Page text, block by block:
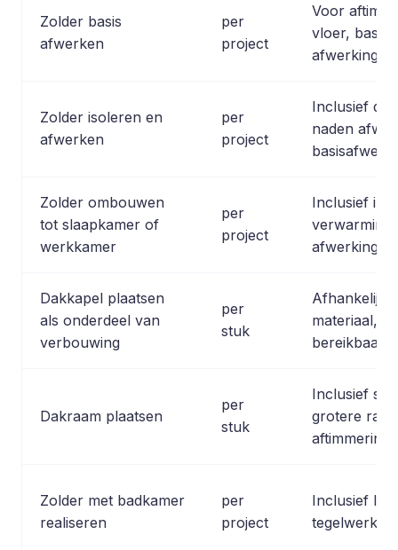
Zolder basis
afwerken
per
project
Voor
vloer, basis
afwerking.
Zolder isoleren en
afwerken
per
project
Inclusief
naden
Zolder ombouwen
tot slaapkamer of
werkkamer
per
project
Inclusief
afwerking.
Dakkapel plaatsen
als onderdeel van
verbouwing
per
stuk
Afhankelijk
materiaal,
Dakraam plaatsen
per
stuk
Inclusief
grotere
aftimmering
Zolder met badkamer
realiseren
per
project
Inclusief
tegelwerk,